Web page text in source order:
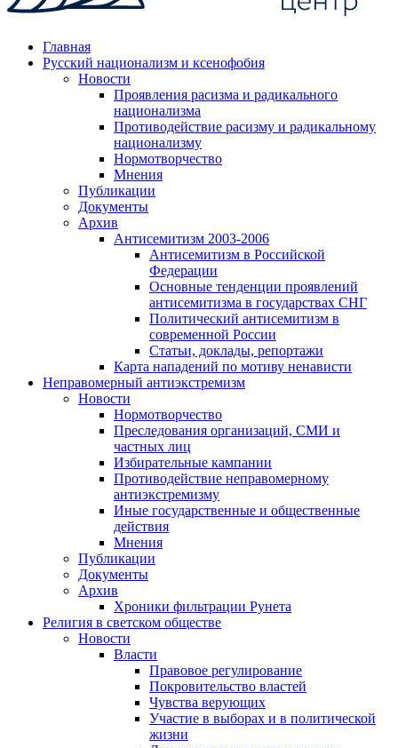
Главная
Русский национализм и ксенофобия
Новости
Проявления расизма и радикального
национализма
Противодействие расизму и радикальному
национализму
Нормотворчество
Мнения
Публикации
Документы
Архив
Антисемитизм 2003-2006
Антисемитизм в Российской
Федерации
Основные тенденции проявлений
антисемитизма в государствах СНГ
Политический антисемитизм в
современной России
Статьи, доклады, репортажи
Карта нападений по мотиву ненависти
Неправомерный антиэкстремизм
Новости
Нормотворчество
Преследования организаций, СМИ и
частных лиц
Избирательные кампании
Противодействие неправомерному
антиэкстремизму
Иные государственные и общественные
действия
Мнения
Публикации
Документы
Архив
Хроники фильтрации Рунета
Религия в светском обществе
Новости
Власти
Правовое регулирование
Покровительство властей
Чувства верующих
Участие в выборах и в политической
жизни